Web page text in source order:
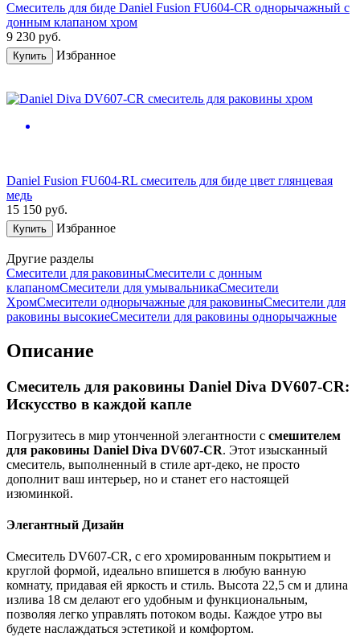
Смеситель для биде Daniel Fusion FU604-CR однорычажный с
донным клапаном хром
9 230 руб.
Купить Избранное
Daniel Fusion FU604-RL смеситель для биде цвет глянцевая
медь
15 150 руб.
Купить Избранное
Другие разделы
Смесители для раковиныСмесители с донным
клапаномСмесители для умывальникаСмесители
ХромСмесители однорычажные для раковиныСмесители для
раковины высокиеСмесители для раковины однорычажные
Описание
Смеситель для раковины Daniel Diva DV607-CR:
Искусство в каждой капле
Погрузитесь в мир утонченной элегантности с смешителем
для раковины Daniel Diva DV607-CR. Этот изысканный
смеситель, выполненный в стиле арт-деко, не просто
дополнит ваш интерьер, но и станет его настоящей
изюминкой.
Элегантный Дизайн
Смеситель DV607-CR, с его хромированным покрытием и
круглой формой, идеально впишется в любую ванную
комнату, придавая ей яркость и стиль. Высота 22,5 см и длина
излива 18 см делают его удобным и функциональным,
позволяя легко управлять потоком воды. Каждое утро вы
будете наслаждаться эстетикой и комфортом.